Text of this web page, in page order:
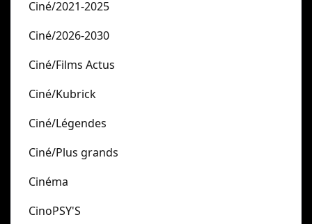
Ciné/2021-2025
Ciné/2026-2030
Ciné/Films Actus
Ciné/Kubrick
Ciné/Légendes
Ciné/Plus grands
Cinéma
CinoPSY'S